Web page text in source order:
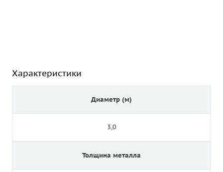
Характеристики
Диаметр (м)
3,0
Толщина металла